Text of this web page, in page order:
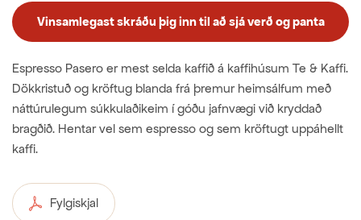
Vinsamlegast skráðu þig inn til að sjá verð og panta
Espresso Pasero er mest selda kaffið á kaffihúsum Te & Kaffi.
Dökkristuð og kröftug blanda frá þremur heimsálfum með
náttúrulegum súkkulaðikeim í góðu jafnvægi við kryddað
bragðið. Hentar vel sem espresso og sem kröftugt uppáhellt
kaffi.
Fylgiskjal